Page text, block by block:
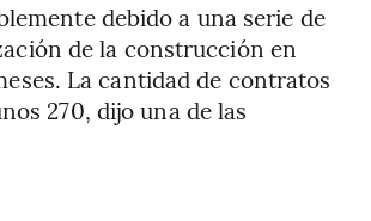
debido a una serie de
de la construcción en
La cantidad de contratos
270, dijo una de las